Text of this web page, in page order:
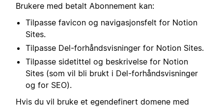
Brukere med betalt Abonnement kan:
Tilpasse favicon og navigasjonsfelt for Notion
Sites.
Tilpasse Del-forhåndsvisninger for Notion Sites.
Tilpasse sidetittel og beskrivelse for Notion
Sites (som vil bli brukt i Del-forhåndsvisninger
og for SEO).
Hvis du vil bruke et egendefinert domene med